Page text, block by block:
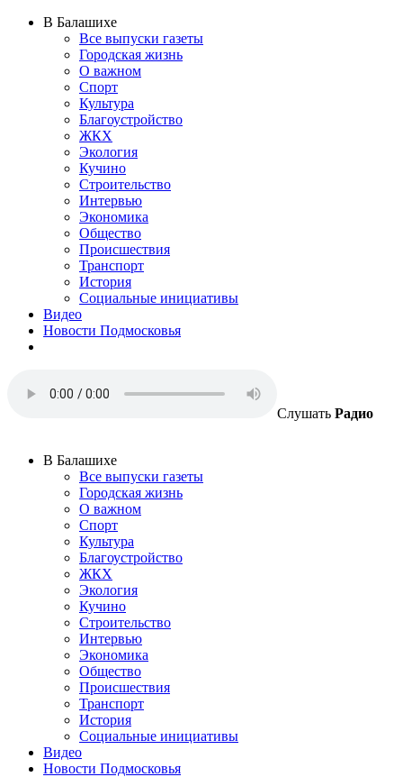
В Балашихе
Все выпуски газеты
Городская жизнь
О важном
Спорт
Культура
Благоустройство
ЖКХ
Экология
Кучино
Строительство
Интервью
Экономика
Общество
Происшествия
Транспорт
История
Социальные инициативы
Видео
Новости Подмосковья
Слушать Радио
В Балашихе
Все выпуски газеты
Городская жизнь
О важном
Спорт
Культура
Благоустройство
ЖКХ
Экология
Кучино
Строительство
Интервью
Экономика
Общество
Происшествия
Транспорт
История
Социальные инициативы
Видео
Новости Подмосковья